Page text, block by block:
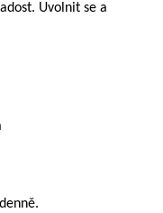
Uvolnit se a